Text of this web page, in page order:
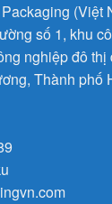
(Việt
số 1, khu
nghiệp đô thị
Thành phố